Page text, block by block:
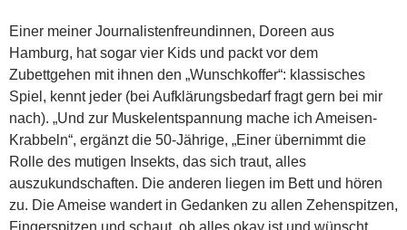
Einer meiner Journalistenfreundinnen, Doreen aus
Hamburg, hat sogar vier Kids und packt vor dem
Zubettgehen mit ihnen den „Wunschkoffer“: klassisches
Spiel, kennt jeder (bei Aufklärungsbedarf fragt gern bei mir
nach). „Und zur Muskelentspannung mache ich Ameisen-
Krabbeln“, ergänzt die 50-Jährige, „Einer übernimmt die
Rolle des mutigen Insekts, das sich traut, alles
auszukundschaften. Die anderen liegen im Bett und hören
zu. Die Ameise wandert in Gedanken zu allen Zehenspitzen,
Fingerspitzen und schaut, ob alles okay ist und wünscht